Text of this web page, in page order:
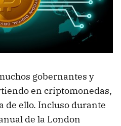
gobernantes y
en criptomonedas,
de ello. Incluso durante
de la London